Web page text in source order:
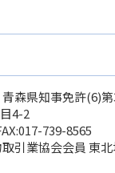
森県知事免許(6)第
4-2
739-8565
引業協会会員 東